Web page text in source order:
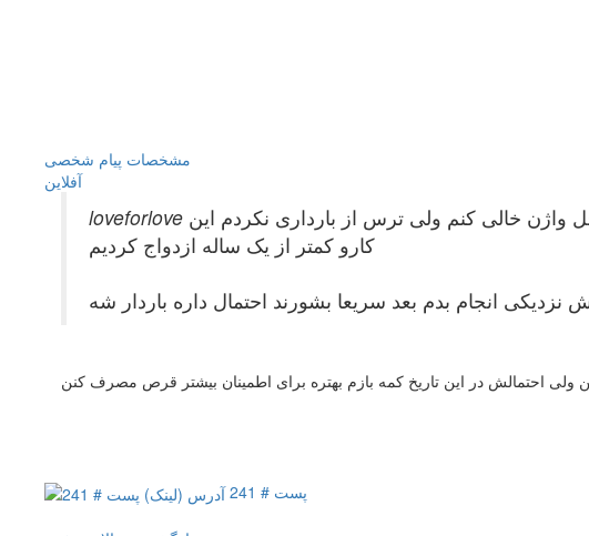
مشخصات پیام شخصی
آفلاين
واژن خالی کنم ولی ترس از بارداری نکردم این
کارو کمتر از یک ساله ازدواج کردیم
پست # 241